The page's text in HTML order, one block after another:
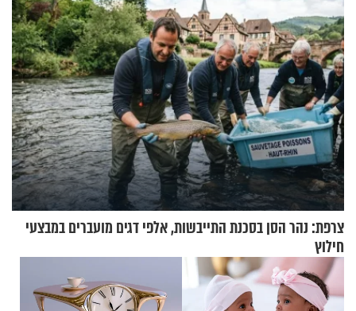
צרפת: נהר הסן בסכנת התייבשות, אלפי דגים מועברים במבצעי
חילוץ